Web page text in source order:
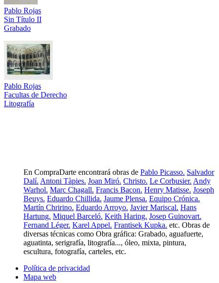
Pablo Rojas
Sin Título II
Grabado
Pablo Rojas
Facultas de Derecho
Litografía
En CompraDarte encontrará obras de Pablo Picasso. Salvador
Dalí. Antoni Tàpies. Joan Miró. Christo. Le Corbusier. Andy
Warhol. Marc Chagall. Francis Bacon. Henry Matisse. Joseph
Beuys. Eduardo Chillida. Jaume Plensa. Equipo Crónica.
Martín Chririno. Eduardo Arroyo. Javier Mariscal. Hans
Hartung. Miquel Barceló. Keith Haring. Josep Guinovart.
Fernand Léger. Karel Appel. Frantisek Kupka. etc. Obras de
diversas técnicas como Obra gráfica: Grabado, aguafuerte,
aguatinta, serigrafía, litografía..., óleo, mixta, pintura,
escultura, fotografía, carteles, etc.
Política de privacidad
Mapa web